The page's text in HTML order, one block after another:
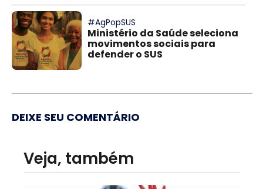
#AgPopSUS
Ministério da Saúde seleciona
movimentos sociais para
defender o SUS
DEIXE SEU COMENTÁRIO
Veja, também